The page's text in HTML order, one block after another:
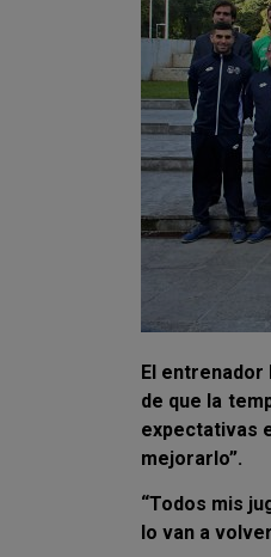
El
de que la
expectativas
mejorarlo”.
“Todos mis
lo van a